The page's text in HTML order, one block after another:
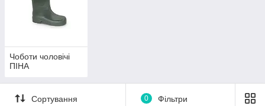
Чоботи чоловічі
ПІНА
Сортування 0 Фільтри